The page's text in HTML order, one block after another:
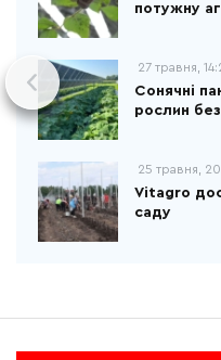
потужну
27 травня,
Сонячні
рослин
25 травня,
Vitagro
саду